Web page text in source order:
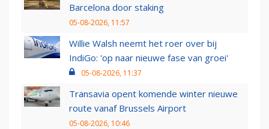
Barcelona door staking
05-08-2026, 11:57
Willie Walsh neemt het roer over bij
IndiGo: 'op naar nieuwe fase van groei'
05-08-2026, 11:37
Transavia opent komende winter nieuwe
route vanaf Brussels Airport
05-08-2026, 10:46